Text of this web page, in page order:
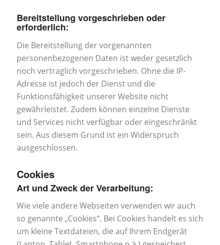
Bereitstellung vorgeschrieben oder
erforderlich:
Die Bereitstellung der vorgenannten
personenbezogenen Daten ist weder gesetzlich
noch vertraglich vorgeschrieben. Ohne die IP-
Adresse ist jedoch der Dienst und die
Funktionsfähigkeit unserer Website nicht
gewährleistet. Zudem können einzelne Dienste
und Services nicht verfügbar oder eingeschränkt
sein. Aus diesem Grund ist ein Widerspruch
ausgeschlossen.
Cookies
Art und Zweck der Verarbeitung:
Wie viele andere Webseiten verwenden wir auch
so genannte „Cookies“. Bei Cookies handelt es sich
um kleine Textdateien, die auf Ihrem Endgerät